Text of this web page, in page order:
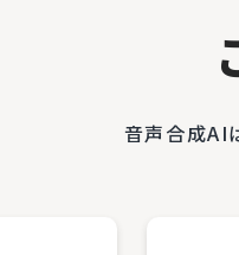
音声合成AI